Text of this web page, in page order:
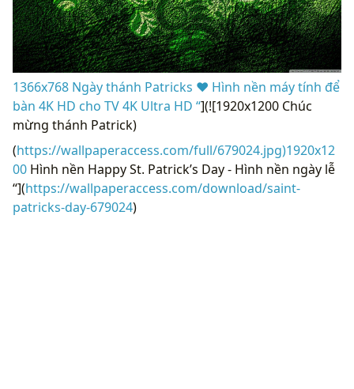
1366x768 Ngày thánh Patricks ❤ Hình nền máy tính để
bàn 4K HD cho TV 4K Ultra HD “](![1920x1200 Chúc
mừng thánh Patrick)
(https://wallpaperaccess.com/full/679024.jpg)1920x12
00 Hình nền Happy St. Patrick’s Day - Hình nền ngày lễ
“](https://wallpaperaccess.com/download/saint-
patricks-day-679024)